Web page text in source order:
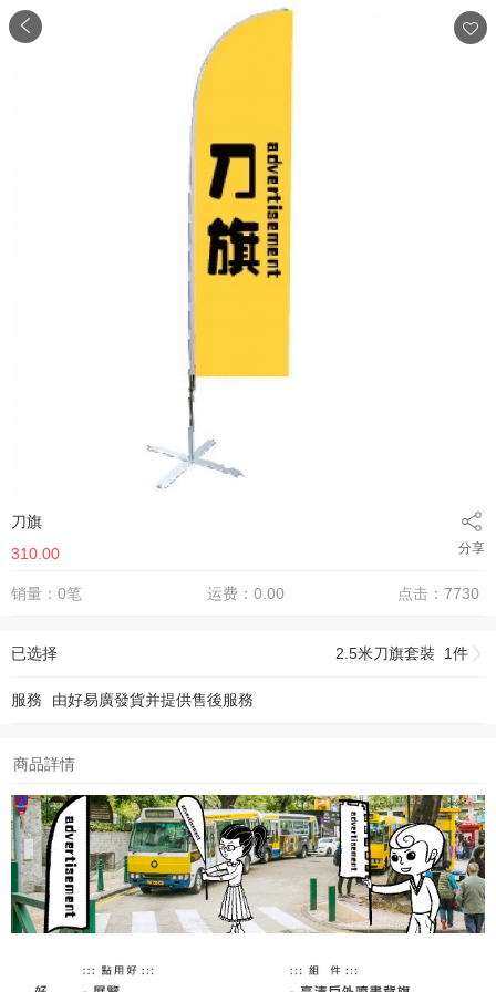
刀旗
分享
310.00
销量：0笔 运费：0.00 点击：7730
已选择 2.5米刀旗套裝 1件
服務 由好易廣發貨并提供售後服務
商品詳情